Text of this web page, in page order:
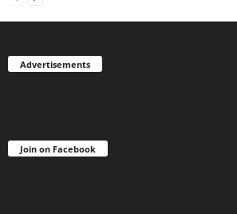
Advertisements
Join on Facebook